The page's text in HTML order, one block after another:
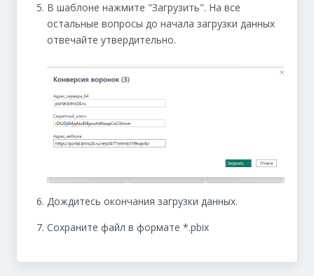
В шаблоне нажмите "Загрузить". На все
остальные вопросы до начала загрузки данных
отвечайте утвердительно.
Дождитесь окончания загрузки данных.
Сохраните файл в формате *.pbix